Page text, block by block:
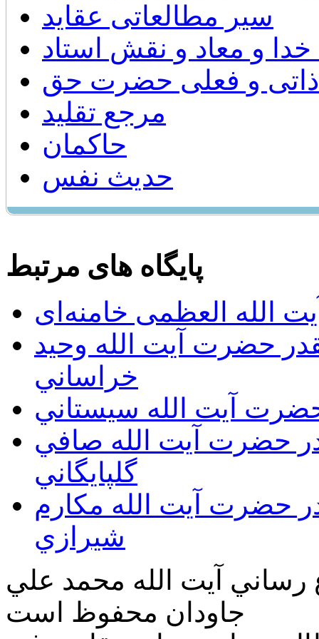
سیر مطالعاتی عقايد
خدا و معاد و نقش استاد
و فعلی حضرت حق
مرجع تقليد
حاکمان
حدیث نفس
پایگاه های مرتبط
الله العظمی خامنه‌ای
حضرت آيت الله وحيد
خراساني
حضرت آيت الله سيستاني
حضرت آيت الله صافي
گلپايگاني
حضرت آيت الله مكارم
شيرازي
رساني آیت الله محمد علي
جاودان محفوظ است